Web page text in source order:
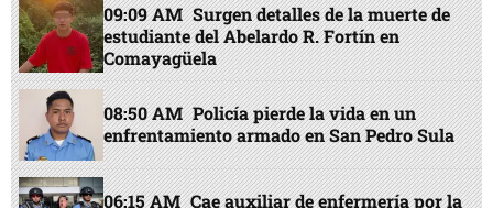
09:09 AM Surgen detalles de la muerte de
estudiante del Abelardo R. Fortín en
Comayagüela
08:50 AM Policía pierde la vida en un
enfrentamiento armado en San Pedro Sula
06:15 AM Cae auxiliar de enfermería por la